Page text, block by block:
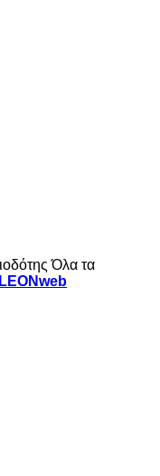
Όλα τα
LEONweb